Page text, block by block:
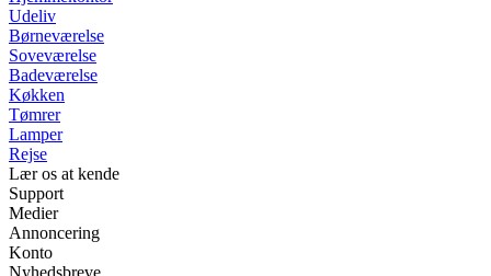
Udeliv
Børneværelse
Soveværelse
Badeværelse
Køkken
Tømrer
Lamper
Rejse
Lær os at kende
Support
Medier
Annoncering
Konto